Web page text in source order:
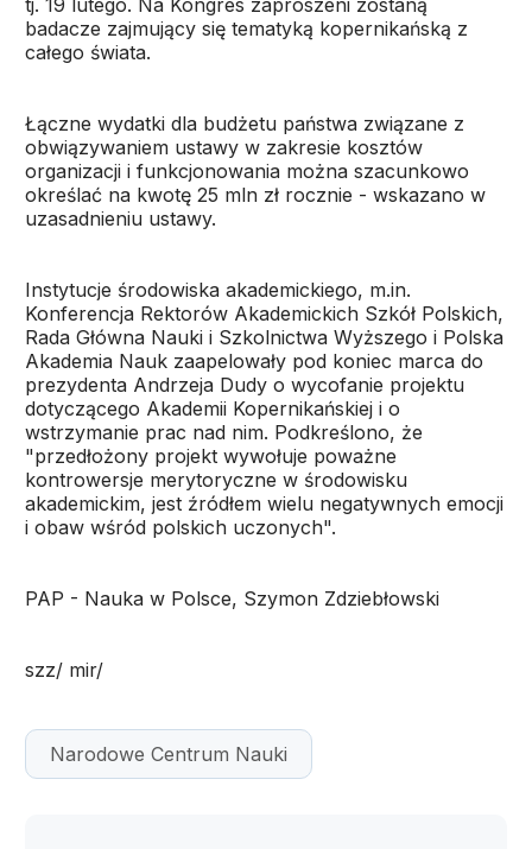
tj. 19 lutego. Na Kongres zaproszeni zostaną
badacze zajmujący się tematyką kopernikańską z
całego świata.
Łączne wydatki dla budżetu państwa związane z
obwiązywaniem ustawy w zakresie kosztów
organizacji i funkcjonowania można szacunkowo
określać na kwotę 25 mln zł rocznie - wskazano w
uzasadnieniu ustawy.
Instytucje środowiska akademickiego, m.in.
Konferencja Rektorów Akademickich Szkół Polskich,
Rada Główna Nauki i Szkolnictwa Wyższego i Polska
Akademia Nauk zaapelowały pod koniec marca do
prezydenta Andrzeja Dudy o wycofanie projektu
dotyczącego Akademii Kopernikańskiej i o
wstrzymanie prac nad nim. Podkreślono, że
"przedłożony projekt wywołuje poważne
kontrowersje merytoryczne w środowisku
akademickim, jest źródłem wielu negatywnych emocji
i obaw wśród polskich uczonych".
PAP - Nauka w Polsce, Szymon Zdziebłowski
szz/ mir/
Narodowe Centrum Nauki